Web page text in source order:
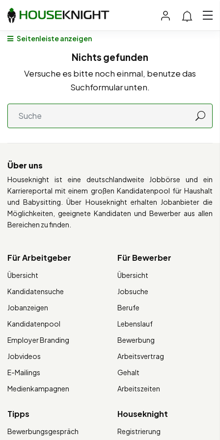
Seitenleiste anzeigen
Nichts gefunden
Versuche es bitte noch einmal, benutze das
Suchformular unten.
Über uns
Houseknight ist eine deutschlandweite Jobbörse und ein
Karriereportal mit einem großen Kandidatenpool für Haushalt
und Babysitting. Über Houseknight erhalten Jobanbieter die
Möglichkeiten, geeignete Kandidaten und Bewerber aus allen
Bereichen zu finden.
Für Arbeitgeber
Übersicht
Kandidatensuche
Jobanzeigen
Kandidatenpool
Employer Branding
Jobvideos
E-Mailings
Medienkampagnen
Für Bewerber
Übersicht
Jobsuche
Berufe
Lebenslauf
Bewerbung
Arbeitsvertrag
Gehalt
Arbeitszeiten
Tipps
Bewerbungsgespräch
Houseknight
Registrierung